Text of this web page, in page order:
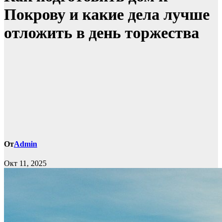
Покрову и какие дела лучше
отложить в день торжества
ОтAdmin
Окт 11, 2025